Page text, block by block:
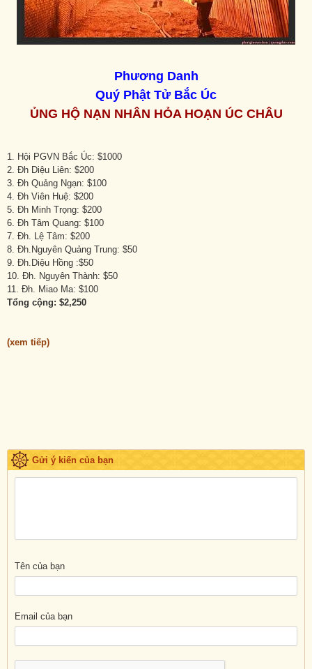
Phương Danh
Quý Phật Tử Bắc Úc
ỦNG HỘ NẠN NHÂN HỎA HOẠN ÚC CHÂU
1. Hội PGVN Bắc Úc: $1000
2. Đh Diệu Liên: $200
3. Đh Quảng Ngạn: $100
4. Đh Viên Huệ: $200
5. Đh Minh Trọng: $200
6. Đh Tâm Quang: $100
7. Đh. Lệ Tâm: $200
8. Đh.Nguyên Quảng Trung: $50
9. Đh.Diệu Hồng :$50
10. Đh. Nguyên Thành: $50
11. Đh. Miao Ma: $100
Tổng cộng: $2,250
(xem tiếp)
Gửi ý kiến của bạn
Tên của bạn
Email của bạn